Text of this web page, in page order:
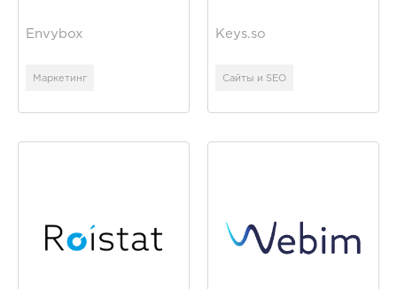
Envybox
Маркетинг
Keys.so
Сайты и SEO